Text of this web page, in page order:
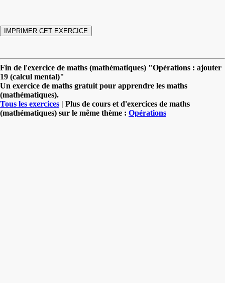
Fin de l'exercice de maths (mathématiques) "Opérations : ajouter
19 (calcul mental)"
Un exercice de maths gratuit pour apprendre les maths
(mathématiques).
Tous les exercices | Plus de cours et d'exercices de maths
(mathématiques) sur le même thème : Opérations